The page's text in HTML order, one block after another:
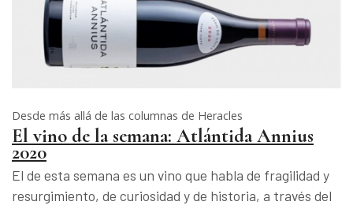
Desde más allá de las columnas de Heracles
El vino de la semana: Atlántida Annius
2020
El de esta semana es un vino que habla de fragilidad y
resurgimiento, de curiosidad y de historia, a través del